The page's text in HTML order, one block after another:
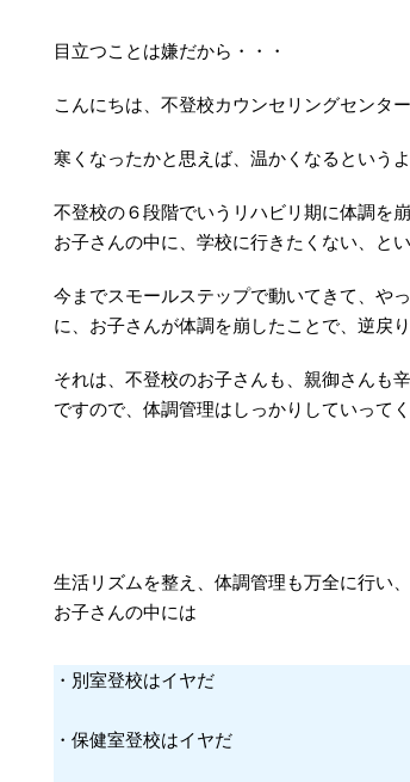
目立つことは嫌だから・・・
こんにちは、不登校カウンセリングセンタ
寒くなったかと思えば、温かくなるという
不登校の６段階でいうリハビリ期に体調を
お子さんの中に、学校に行きたくない、と
今までスモールステップで動いてきて、や
に、お子さんが体調を崩したことで、逆戻
それは、不登校のお子さんも、親御さんも
ですので、体調管理はしっかりしていってく
生活リズムを整え、体調管理も万全に行い
お子さんの中には
・別室登校はイヤだ
・保健室登校はイヤだ